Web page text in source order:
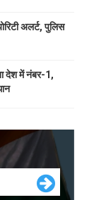
अलर्ट, पुलिस
देश में नंबर-1,